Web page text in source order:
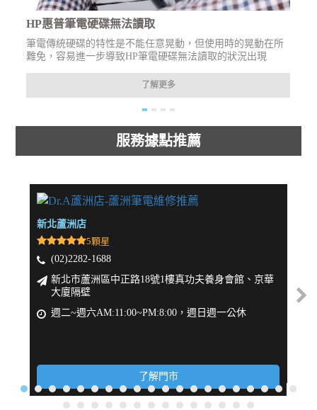
HP惠普筆電硬碟無法讀取
筆電傳統硬碟的特性是不能任意晃動，但使用時的晃動在所
難免，容易進一步導致HP筆電硬碟無法讀取的狀況出現
了解更多
服務據點推薦
新北蘆洲店
5顆星
(02)2282-1688
新北市蘆洲區中正路18號1樓真功夫養身會館、京華
大廈隔壁
週二~週六AM:11:00~PM:8:00，週日週一公休
了解門市